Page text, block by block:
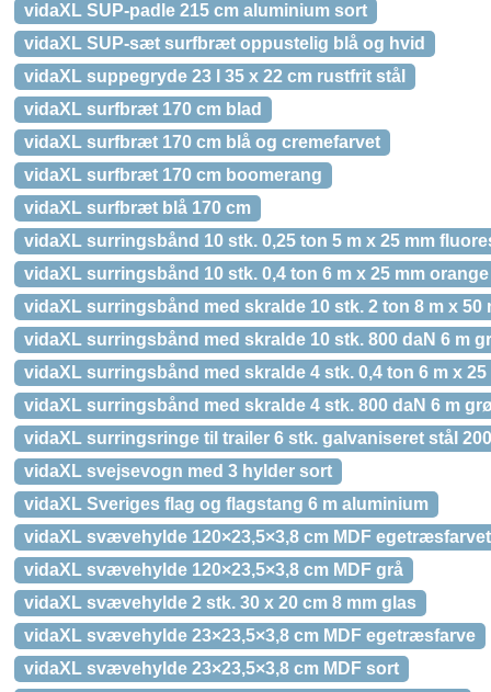
vidaXL SUP-padle 215 cm aluminium sort
vidaXL SUP-sæt surfbræt oppustelig blå og hvid
vidaXL suppegryde 23 l 35 x 22 cm rustfrit stål
vidaXL surfbræt 170 cm blad
vidaXL surfbræt 170 cm blå og cremefarvet
vidaXL surfbræt 170 cm boomerang
vidaXL surfbræt blå 170 cm
vidaXL surringsbånd 10 stk. 0,25 ton 5 m x 25 mm
vidaXL surringsbånd 10 stk. 0,4 ton 6 m x 25 mm orange
vidaXL surringsbånd med skralde 10 stk. 2 ton 8 m x 50
vidaXL surringsbånd med skralde 10 stk. 800 daN 6 m
vidaXL surringsbånd med skralde 4 stk. 0,4 ton 6 m x
vidaXL surringsbånd med skralde 4 stk. 800 daN 6 m
vidaXL surringsringe til trailer 6 stk. galvaniseret stål
vidaXL svejsevogn med 3 hylder sort
vidaXL Sveriges flag og flagstang 6 m aluminium
vidaXL svævehylde 120×23,5×3,8 cm MDF egetræsfarvet
vidaXL svævehylde 120×23,5×3,8 cm MDF grå
vidaXL svævehylde 2 stk. 30 x 20 cm 8 mm glas
vidaXL svævehylde 23×23,5×3,8 cm MDF egetræsfarve
vidaXL svævehylde 23×23,5×3,8 cm MDF sort